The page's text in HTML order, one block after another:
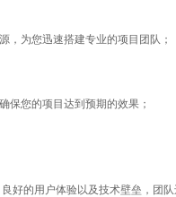
为您迅速搭建专业的项目团队；
您的项目达到预期的效果；
的用户体验以及技术壁垒，团